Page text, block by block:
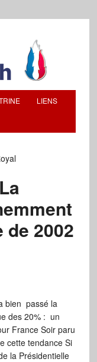
LIENS
2002
bien passé la
des 20% : un
France Soir paru
cette tendance Si
la Présidentielle